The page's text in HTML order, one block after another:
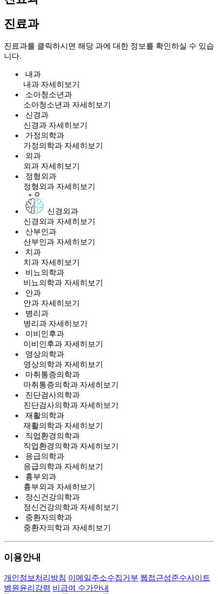
진료과
진료과를 클릭하시면 해당 과에 대한 정보를 확인하실 수 있습
니다.
내과
내과 자세히보기
소아청소년과
소아청소년과 자세히보기
신경과
신경과 자세히보기
가정의학과
가정의학과 자세히보기
외과
외과 자세히보기
정형외과
정형외과 자세히보기
신경외과
신경외과 자세히보기
산부인과
산부인과 자세히보기
치과
치과 자세히보기
비뇨의학과
비뇨의학과 자세히보기
안과
안과 자세히보기
병리과
병리과 자세히보기
이비인후과
이비인후과 자세히보기
영상의학과
영상의학과 자세히보기
마취통증의학과
마취통증의학과 자세히보기
진단검사의학과
진단검사의학과 자세히보기
재활의학과
재활의학과 자세히보기
직업환경의학과
직업환경의학과 자세히보기
응급의학과
응급의학과 자세히보기
흉부외과
흉부외과 자세히보기
정신건강의학과
정신건강의학과 자세히보기
중환자의학과
중환자의학과 자세히보기
이용안내
개인정보처리방침 이메일주소수집거부 웹접근성준수사이트
병원윤리강령 비급여 수가안내